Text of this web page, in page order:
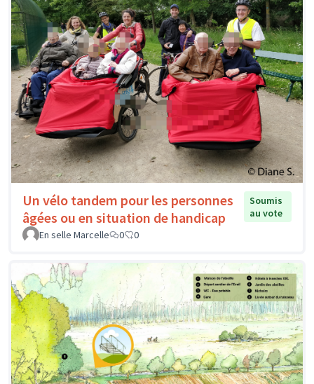
Un vélo tandem pour les personnes
âgées ou en situation de handicap
Soumis
au vote
En selle Marcelle
0 0